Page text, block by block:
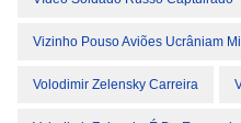
Vizinho Pouso Aviões Ucrâniam
Volodimir Zelensky Carreira